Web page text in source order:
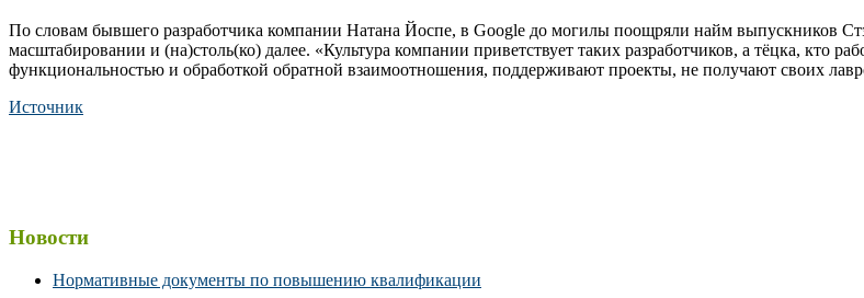
По словам бывшего разработчика компании Натана Йоспе, в Google до могилы поощряли найм выпускников
масштабировании и (на)столь(ко) далее. «Культура компании приветствует таких разработчиков, а тёцка, кто
функциональностью и обработкой обратной взаимоотношения, поддерживают проекты, не получают своих
Источник
Новости
Нормативные документы по повышению квалификации